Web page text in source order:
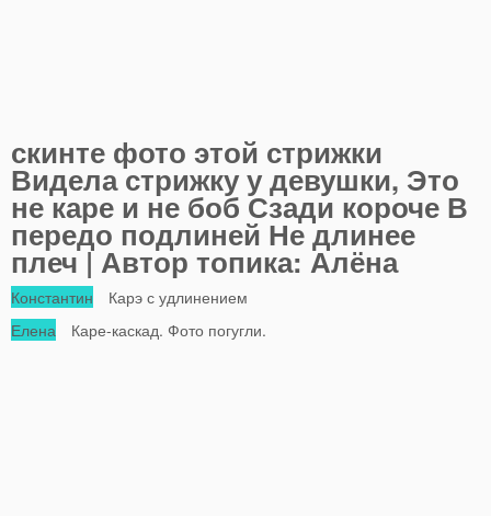
скинте фото этой стрижки
Видела стрижку у девушки, Это
не каре и не боб Сзади короче В
передо подлиней Не длинее
плеч | Автор топика: Алёна
Константин Карэ с удлинением
Елена Каре-каскад. Фото погугли.